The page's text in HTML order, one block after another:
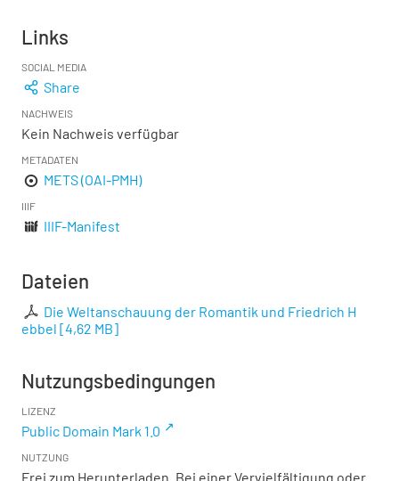
Links
SOCIAL MEDIA
Share
NACHWEIS
Kein Nachweis verfügbar
METADATEN
METS (OAI-PMH)
IIIF
IIIF-Manifest
Dateien
Die Weltanschauung der Romantik und Friedrich H
ebbel [4,62 MB]
Nutzungsbedingungen
LIZENZ
Public Domain Mark 1.0
NUTZUNG
Frei zum Herunterladen. Bei einer Vervielfältigung oder